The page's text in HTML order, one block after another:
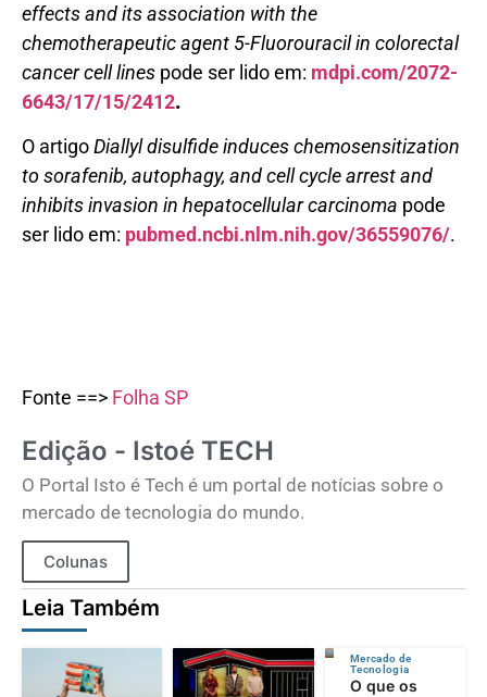
effects and its association with the
chemotherapeutic agent 5-Fluorouracil in colorectal
cancer cell lines pode ser lido em: mdpi.com/2072-
6643/17/15/2412.
O artigoDiallyl disulfide induces chemosensitization
to sorafenib, autophagy, and cell cycle arrest and
inhibits invasion in hepatocellular carcinoma pode
ser lido em: pubmed.ncbi.nlm.nih.gov/36559076/.
Fonte ==> Folha SP
Edição - Istoé TECH
O Portal Isto é Tech é um portal de notícias sobre o
mercado de tecnologia do mundo.
Colunas
Leia Também
Mercado de
Tecnologia
O que os